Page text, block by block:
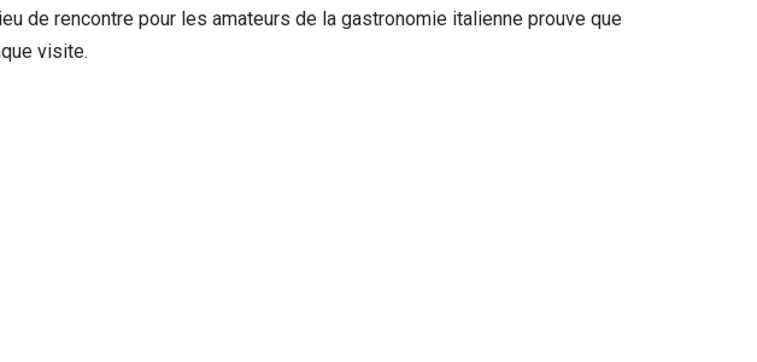
de rencontre pour les amateurs de la gastronomie italienne prouve que
visite.